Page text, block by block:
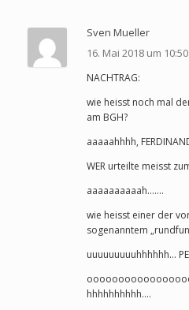
Sven Mueller
16. Mai 2018 um
NACHTRAG:
wie heisst noch mal
am BGH?
aaaaahhhh,
WER urteilte meisst
aaaaaaaaaah…….
wie heisst einer der
sogenanntem
uuuuuuuuuhhhhhh…
hhhhhhhhhh….